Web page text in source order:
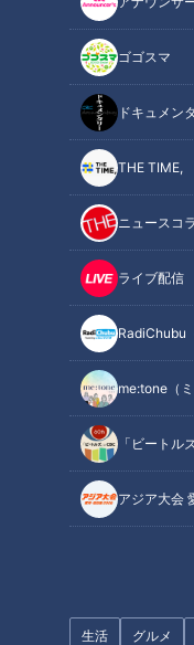
ゴゴスマ
ドキュメン
THE TIME,
ニュースコ
ライブ配信
RadiChubu
me:tone（ミ
「ビートル
アジア大会
生活 グルメ
この記事を見たあ
ほぼ名古屋市・尾頭橋だ
れフード『不朽最中』を
きます！【チャント！】
ほぼ愛知・蟹江町だけ愛